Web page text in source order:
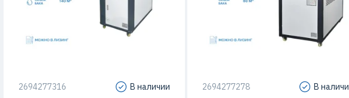
Тип компрессора
2694277316 В наличии
Тип компрессора Спиральный
2694277278 В